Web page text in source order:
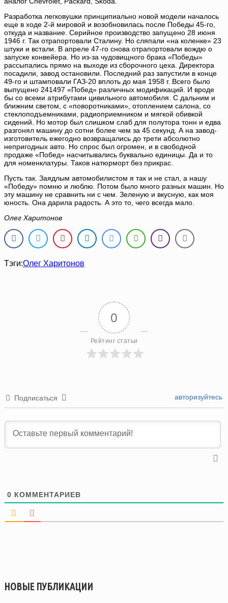
Разработка легковушки принципиально новой модели началось
еще в ходе 2-й мировой и возобновилась после Победы 45-го,
откуда и название. Серийное производство запущено 28 июня
1946 г. Так отрапортовали Сталину. Но сляпали «на коленке» 23
штуки и встали. В апреле 47-го снова отрапортовали вождю о
запуске конвейера. Но из-за чудовищного брака «Победы»
рассыпались прямо на выходе из сборочного цеха. Директора
посадили, завод остановили. Последний раз запустили в конце
49-го и штамповали ГАЗ-20 вплоть до мая 1958 г. Всего было
выпущено 241497 «Побед» различных модификаций. И вроде
бы со всеми атрибутами цивильного автомобиля. С дальним и
ближним светом, с «поворотниками», отоплением салона, со
стеклоподъемниками, радиоприемником и мягкой обивкой
сидений. Но мотор был слишком слаб для полутора тонн и едва
разгонял машину до сотни более чем за 45 секунд. А на завод-
изготовитель ежегодно возвращались до трети абсолютно
непригодных авто. Но спрос был огромен, и в свободной
продаже «Побед» насчитывались буквально единицы. Да и то
для номенклатуры. Таков натюрморт без прикрас.
Пусть так. Заядлым автомобилистом я так и не стал, а нашу
«Победу» помню и люблю. Потом было много разных машин. Но
эту машину не сравнить ни с чем. Зеленую и вкусную, как моя
юность. Она дарила радость. А это то, чего всегда мало.
Олег Харитонов
Тэги:Олег Харитонов
0
Рейтинг статьи
Подписаться авторизуйтесь
0 КОММЕНТАРИЕВ
НОВЫЕ ПУБЛИКАЦИИ